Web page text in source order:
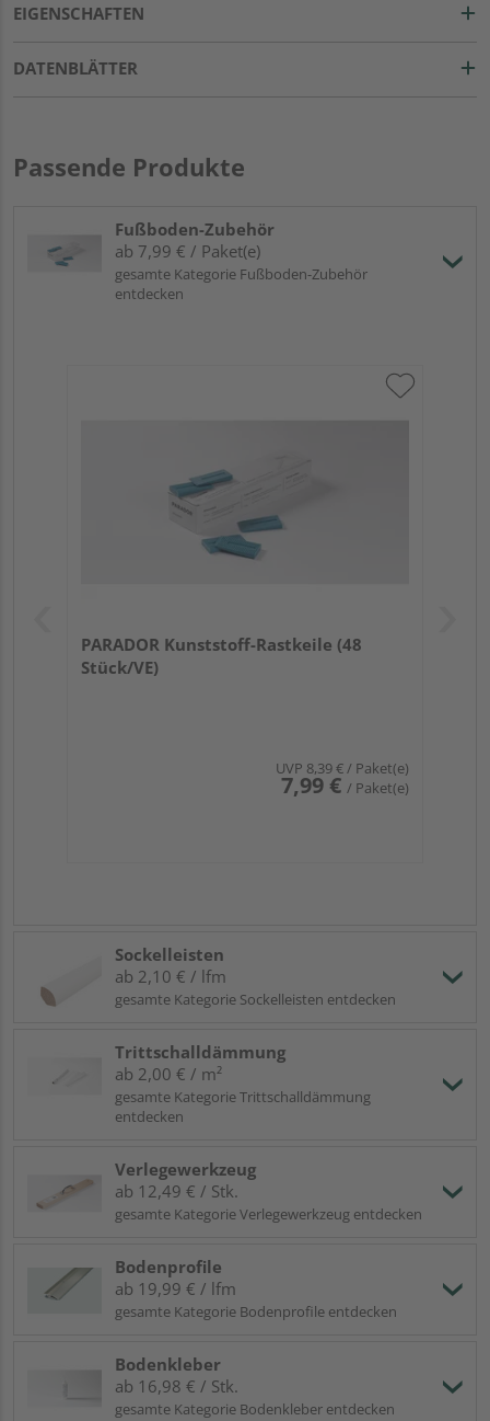
EIGENSCHAFTEN
DATENBLÄTTER
Passende Produkte
Fußboden-Zubehör
ab 7,99 € / Paket(e)
gesamte Kategorie Fußboden-Zubehör
entdecken
PARADOR Kunststoff-Rastkeile (48
Stück/VE)
UVP 8,39 €/ Paket(e)
7,99 € / Paket(e)
Sockelleisten
ab 2,10 € / lfm
gesamte Kategorie Sockelleisten entdecken
Trittschalldämmung
ab 2,00 € / m²
gesamte Kategorie Trittschalldämmung
entdecken
Verlegewerkzeug
ab 12,49 € / Stk.
gesamte Kategorie Verlegewerkzeug entdecken
Bodenprofile
ab 19,99 € / lfm
gesamte Kategorie Bodenprofile entdecken
Bodenkleber
ab 16,98 € / Stk.
gesamte Kategorie Bodenkleber entdecken